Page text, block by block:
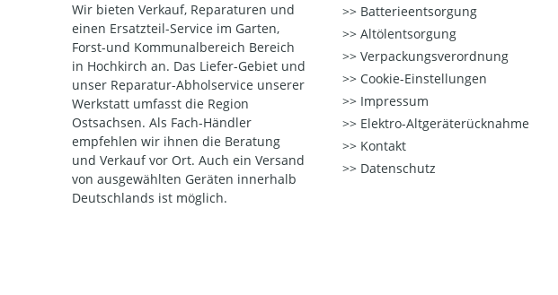
Wir bieten Verkauf, Reparaturen und
einen Ersatzteil-Service im Garten,
Forst-und Kommunalbereich Bereich
in Hochkirch an. Das Liefer-Gebiet und
unser Reparatur-Abholservice unserer
Werkstatt umfasst die Region
Ostsachsen. Als Fach-Händler
empfehlen wir ihnen die Beratung
und Verkauf vor Ort. Auch ein Versand
von ausgewählten Geräten innerhalb
Deutschlands ist möglich.
Batterieentsorgung
Altölentsorgung
Verpackungsverordnung
Cookie-Einstellungen
Impressum
Elektro-Altgeräterücknahme
Kontakt
Datenschutz